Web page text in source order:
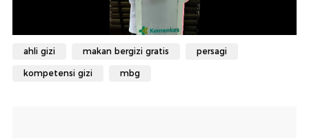
ahli gizi makan bergizi gratis persagi
kompetensi gizi mbg